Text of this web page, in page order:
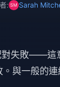
: Sarah
失敗——這
與一般的